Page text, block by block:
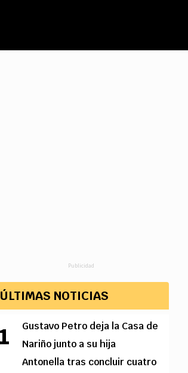
Publicidad
ÚLTIMAS NOTICIAS
Gustavo Petro deja la Casa de
Nariño junto a su hija
Antonella tras concluir cuatro